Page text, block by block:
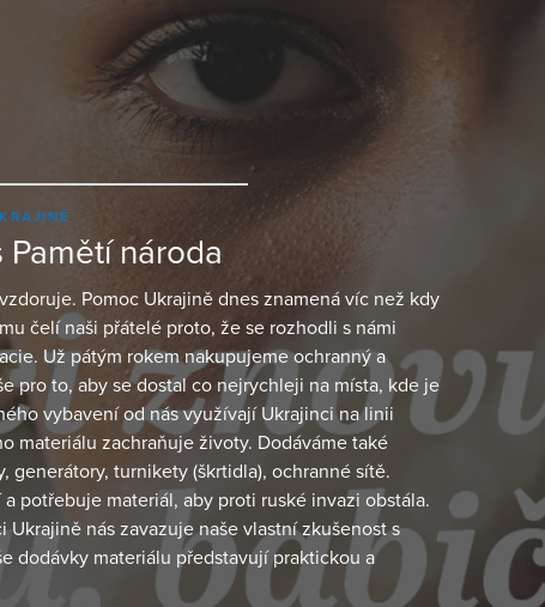
národa
Pomoc Ukrajině dnes znamená víc než kdy
čelí naši přátelé proto, že se rozhodli s námi
Už pátým rokem nakupujeme ochranný a
pro to, aby se dostal co nejrychleji na místa, kde je
vybavení od nás využívají Ukrajinci na linii
materiálu zachraňuje životy. Dodáváme také
generátory, turnikety (škrtidla), ochranné sítě.
potřebuje materiál, aby proti ruské invazi obstála.
Ukrajině nás zavazuje naše vlastní zkušenost s
dodávky materiálu představují praktickou a